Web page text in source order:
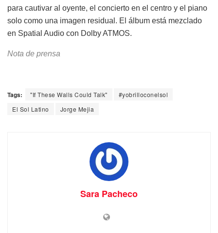
para cautivar al oyente, el concierto en el centro y el piano
solo como una imagen residual. El álbum está mezclado
en Spatial Audio con Dolby ATMOS.
Nota de prensa
Tags: "If These Walls Could Talk"
#yobrilloconelsol
El Sol Latino
Jorge Mejia
Sara Pacheco